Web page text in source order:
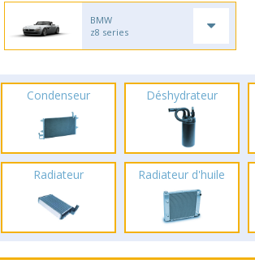
BMW
z8 series
Condenseur Déshydrateur
Radiateur Radiateur d'huile